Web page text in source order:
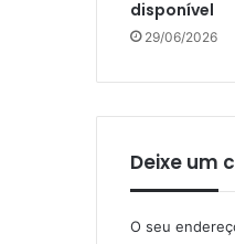
disponível
29/06/2026
Deixe um
O seu